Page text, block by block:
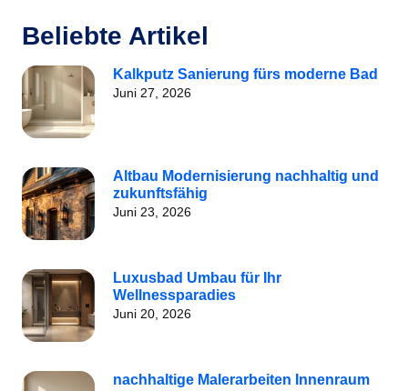
Beliebte Artikel
Kalkputz Sanierung fürs moderne Bad
Juni 27, 2026
Altbau Modernisierung nachhaltig und
zukunftsfähig
Juni 23, 2026
Luxusbad Umbau für Ihr
Wellnessparadies
Juni 20, 2026
nachhaltige Malerarbeiten Innenraum